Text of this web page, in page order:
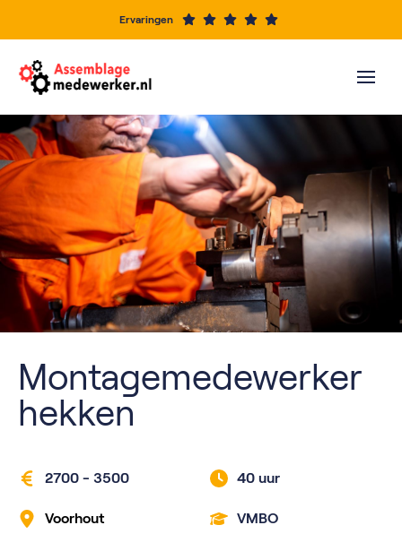
Ervaringen
Montagemedewerker
hekken
2700 - 3500 40 uur
Voorhout VMBO